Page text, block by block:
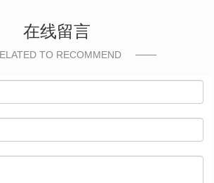
在线留言
TO RECOMMEND